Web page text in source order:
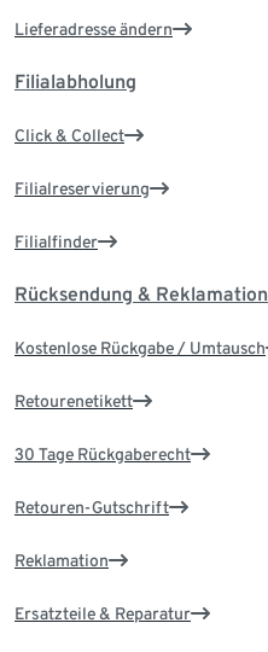
Lieferadresse ändern
Filialabholung
Click & Collect
Filialreservierung
Filialfinder
Rücksendung & Reklamation
Kostenlose Rückgabe / Umtausch
Retourenetikett
30 Tage Rückgaberecht
Retouren-Gutschrift
Reklamation
Ersatzteile & Reparatur